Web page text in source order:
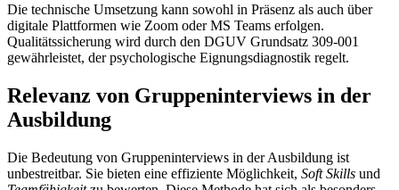
Die technische Umsetzung kann sowohl in Präsenz als auch über
digitale Plattformen wie Zoom oder MS Teams erfolgen.
Qualitätssicherung wird durch den DGUV Grundsatz 309-001
gewährleistet, der psychologische Eignungsdiagnostik regelt.
Relevanz von Gruppeninterviews in der
Ausbildung
Die Bedeutung von Gruppeninterviews in der Ausbildung ist
unbestreitbar. Sie bieten eine effiziente Möglichkeit, Soft Skills und